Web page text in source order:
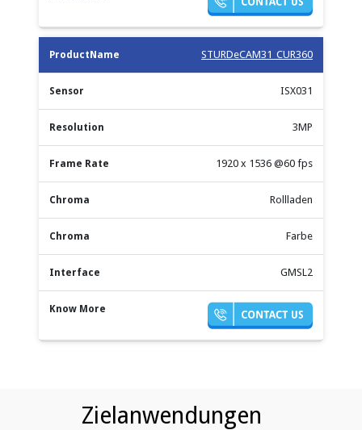
STURDeCAM31_CUR360
ISX031
3MP
1920 x 1536 @60 fps
Rollladen
Farbe
GMSL2
Zielanwendungen